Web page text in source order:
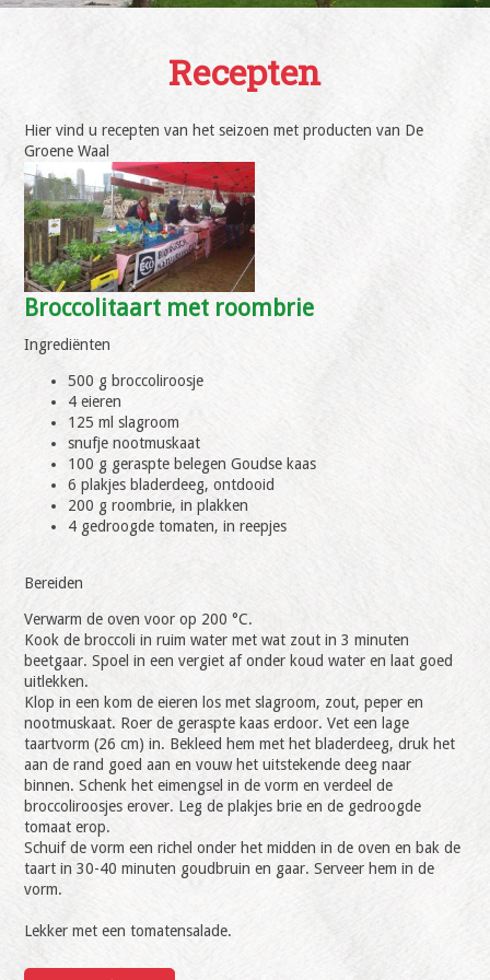
Recepten
Hier vind u recepten van het seizoen met producten van De
Groene Waal
Broccolitaart met roombrie
Ingrediënten
500 g broccoliroosje
4 eieren
125 ml slagroom
snufje nootmuskaat
100 g geraspte belegen Goudse kaas
6 plakjes bladerdeeg, ontdooid
200 g roombrie, in plakken
4 gedroogde tomaten, in reepjes
Bereiden
Verwarm de oven voor op 200 °C.
Kook de broccoli in ruim water met wat zout in 3 minuten
beetgaar. Spoel in een vergiet af onder koud water en laat goed
uitlekken.
Klop in een kom de eieren los met slagroom, zout, peper en
nootmuskaat. Roer de geraspte kaas erdoor. Vet een lage
taartvorm (26 cm) in. Bekleed hem met het bladerdeeg, druk het
aan de rand goed aan en vouw het uitstekende deeg naar
binnen. Schenk het eimengsel in de vorm en verdeel de
broccoliroosjes erover. Leg de plakjes brie en de gedroogde
tomaat erop.
Schuif de vorm een richel onder het midden in de oven en bak de
taart in 30-40 minuten goudbruin en gaar. Serveer hem in de
vorm.
Lekker met een tomatensalade.